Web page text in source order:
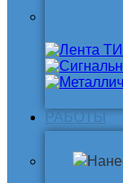
РАБОТЫ